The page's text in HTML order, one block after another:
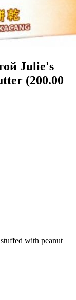
Julie's
(200.00
with peanut